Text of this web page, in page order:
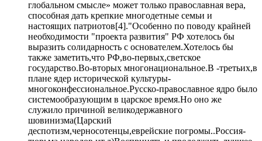
глобальном смысле» может только православная вера,
способная дать крепкие многодетные семьи и
настоящих патриотов[4]."Особенно по поводу крайней
необходимости "проекта развития" РФ хотелось бы
выразить солидарность с основателем.Хотелось бы
также заметить,что РФ,во-первых,светское
государство.Во-вторых многонациональное.В -третьих,в
плане ядер исторической культуры-
многоконфессиональное.Русско-православное ядро было
системообразующим в царское время.Но оно же
служило причиной великодержавного
шовинизма(Царский
деспотизм,черносотенцы,еврейские погромы..Россия-